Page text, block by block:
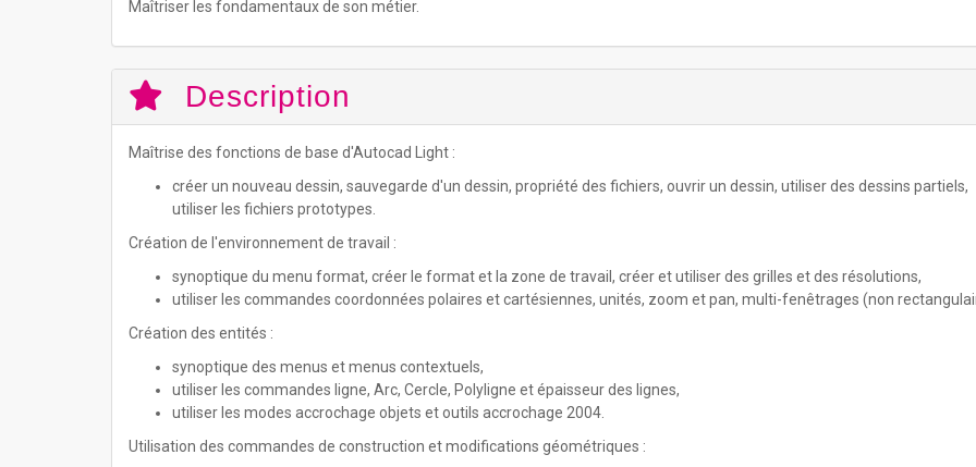
Maîtriser les fondamentaux de son métier.
Description
Maîtrise des fonctions de base d'Autocad Light :
créer un nouveau dessin, sauvegarde d'un dessin, propriété des fichiers, ouvrir un dessin, utiliser des dessins partiels,
utiliser les fichiers prototypes.
Création de l'environnement de travail :
synoptique du menu format, créer le format et la zone de travail, créer et utiliser des grilles et des résolutions,
utiliser les commandes coordonnées polaires et cartésiennes, unités, zoom et pan, multi-fenêtrages (non
Création des entités :
synoptique des menus et menus contextuels,
utiliser les commandes ligne, Arc, Cercle, Polyligne et épaisseur des lignes,
utiliser les modes accrochage objets et outils accrochage 2004.
Utilisation des commandes de construction et modifications géométriques :